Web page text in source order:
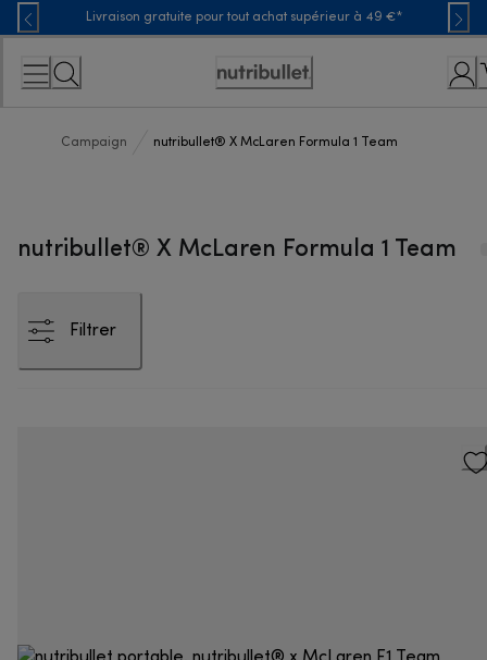
Skip
to
Content
Livraison gratuite pour tout achat supérieur à 49 €*
Déclaration
Campaign nutribullet® X McLaren Formula 1 Team
nutribullet® X McLaren Formula 1 Team
Filtrer